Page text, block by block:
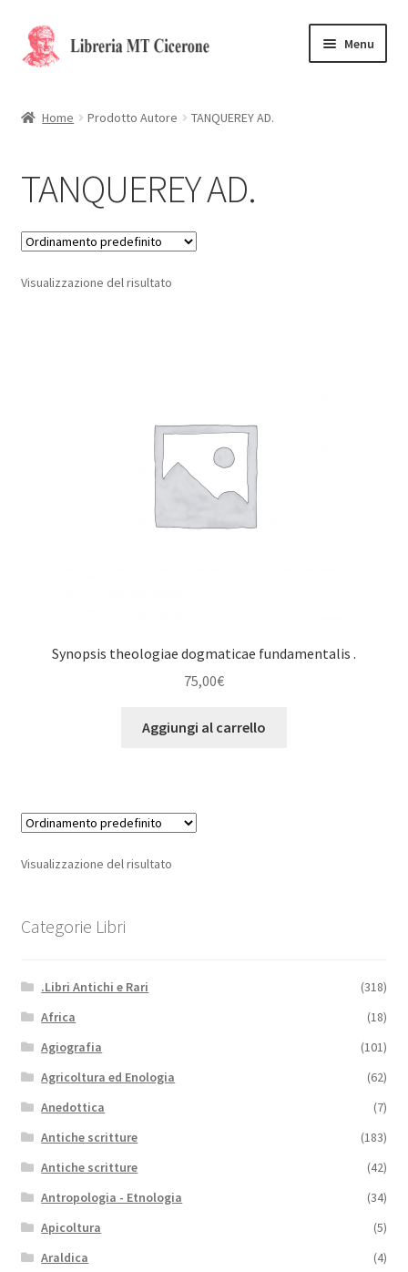
Vai
alla
Vai
al
Menu
La Storia
Contattaci
Cassa
Home Prodotto Autore TANQUEREY AD.
TANQUEREY AD.
Visualizzazione del risultato
Synopsis theologiae dogmaticae fundamentalis .
75,00€
Aggiungi al carrello
Visualizzazione del risultato
Categorie Libri
.Libri Antichi e Rari
(318)
Africa
(18)
Agiografia
(101)
Agricoltura ed Enologia
(62)
Anedottica
(7)
Antiche scritture
(183)
Antiche scritture
(42)
Antropologia - Etnologia
(34)
Apicoltura
(5)
Araldica
(4)